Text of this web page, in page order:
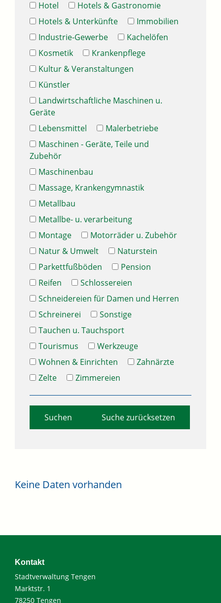
Hotel
Hotels & Gastronomie
Hotels & Unterkünfte
Immobilien
Industrie-Gewerbe
Kachelöfen
Kosmetik
Krankenpflege
Kultur & Veranstaltungen
Künstler
Landwirtschaftliche Maschinen u.
Geräte
Lebensmittel
Malerbetriebe
Maschinen - Geräte, Teile und
Zubehör
Maschinenbau
Massage, Krankengymnastik
Metallbau
Metallbe- u. verarbeitung
Montage
Motorräder u. Zubehör
Natur & Umwelt
Naturstein
Parkettfußböden
Pension
Reifen
Schlossereien
Schneidereien für Damen und Herren
Schreinerei
Sonstige
Tauchen u. Tauchsport
Tourismus
Werkzeuge
Wohnen & Einrichten
Zahnärzte
Zelte
Zimmereien
Suche zurücksetzen
Keine Daten vorhanden
Kontakt
Stadtverwaltung Tengen
Marktstr. 1
78250 Tengen